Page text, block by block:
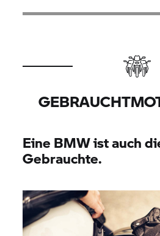
Eine BMW ist auch
Gebrauchte.